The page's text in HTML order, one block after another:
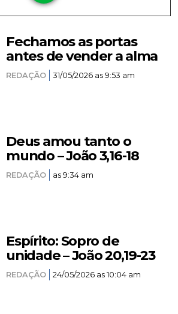
Fechamos as portas
antes de vender a alma
REDAÇÃO 31/05/2026 as 9:53 am
Deus amou tanto o
mundo – João 3,16-18
REDAÇÃO as 9:34 am
Espírito: Sopro de
unidade – João 20,19-23
REDAÇÃO 24/05/2026 as 10:04 am